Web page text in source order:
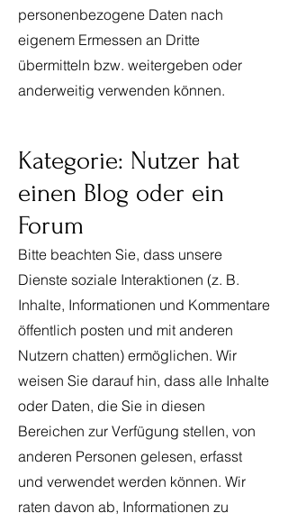
personenbezogene Daten nach
eigenem Ermessen an Dritte
übermitteln bzw. weitergeben oder
anderweitig verwenden können.
Kategorie: Nutzer hat
einen Blog oder ein
Forum
Bitte beachten Sie, dass unsere
Dienste soziale Interaktionen (z. B.
Inhalte, Informationen und Kommentare
öffentlich posten und mit anderen
Nutzern chatten) ermöglichen. Wir
weisen Sie darauf hin, dass alle Inhalte
oder Daten, die Sie in diesen
Bereichen zur Verfügung stellen, von
anderen Personen gelesen, erfasst
und verwendet werden können. Wir
raten davon ab, Informationen zu